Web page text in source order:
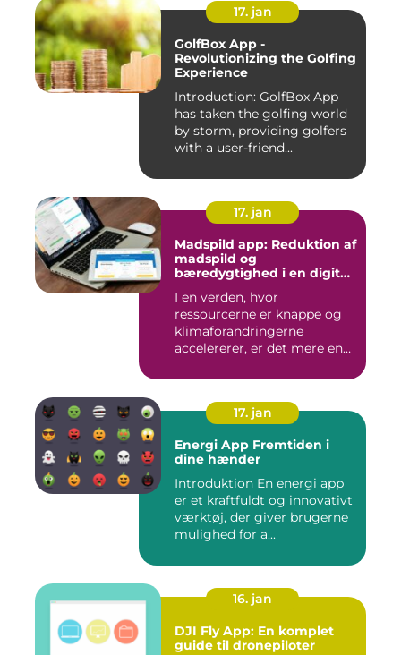
17. jan
GolfBox App -
Revolutionizing the Golfing
Experience
Introduction: GolfBox App
has taken the golfing world
by storm, providing golfers
with a user-friend...
17. jan
Madspild app: Reduktion af
madspild og
bæredygtighed i en digital
I en verden, hvor
ressourcerne er knappe og
klimaforandringerne
accelererer, er det mere end
17. jan
Energi App Fremtiden i
dine hænder
Introduktion En energi app
er et kraftfuldt og innovativt
værktøj, der giver brugerne
mulighed for a...
16. jan
DJI Fly App: En komplet
guide til dronepiloter